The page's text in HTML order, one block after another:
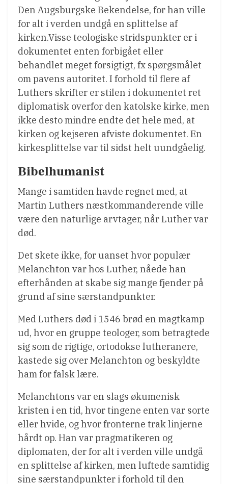
Den Augsburgske Bekendelse, for han ville
for alt i verden undgå en splittelse af
kirken.Visse teologiske stridspunkter er i
dokumentet enten forbigået eller
behandlet meget forsigtigt, fx spørgsmålet
om pavens autoritet. I forhold til flere af
Luthers skrifter er stilen i dokumentet ret
diplomatisk overfor den katolske kirke, men
ikke desto mindre endte det hele med, at
kirken og kejseren afviste dokumentet. En
kirkesplittelse var til sidst helt uundgåelig.
Bibelhumanist
Mange i samtiden havde regnet med, at
Martin Luthers næstkommanderende ville
være den naturlige arvtager, når Luther var
død.
Det skete ikke, for uanset hvor populær
Melanchton var hos Luther, nåede han
efterhånden at skabe sig mange fjender på
grund af sine særstandpunkter.
Med Luthers død i 1546 brød en magtkamp
ud, hvor en gruppe teologer, som betragtede
sig som de rigtige, ortodokse lutheranere,
kastede sig over Melanchton og beskyldte
ham for falsk lære.
Melanchtons var en slags økumenisk
kristen i en tid, hvor tingene enten var sorte
eller hvide, og hvor fronterne trak linjerne
hårdt op. Han var pragmatikeren og
diplomaten, der for alt i verden ville undgå
en splittelse af kirken, men luftede samtidig
sine særstandpunkter i forhold til den